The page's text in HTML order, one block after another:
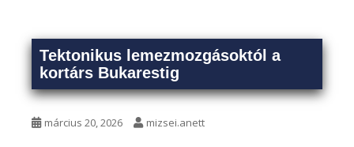
Tektonikus lemezmozgásoktól a
kortárs Bukarestig
március 20, 2026 mizsei.anett